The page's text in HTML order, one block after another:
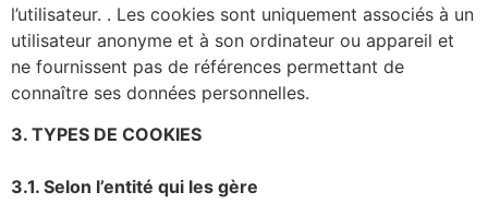
l’utilisateur. . Les cookies sont uniquement associés à un
utilisateur anonyme et à son ordinateur ou appareil et
ne fournissent pas de références permettant de
connaître ses données personnelles.
3. TYPES DE COOKIES
3.1. Selon l’entité qui les gère